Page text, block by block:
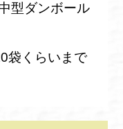
型ダンボール
袋くらいまで